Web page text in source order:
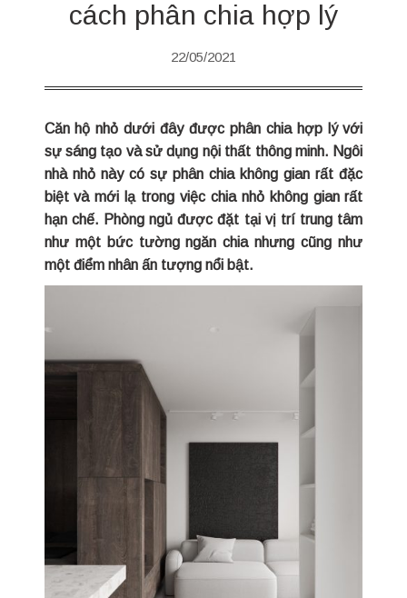
cách phân chia hợp lý
22/05/2021
Căn hộ nhỏ dưới đây được phân chia hợp lý với
sự sáng tạo và sử dụng nội thất thông minh. Ngôi
nhà nhỏ này có sự phân chia không gian rất đặc
biệt và mới lạ trong việc chia nhỏ không gian rất
hạn chế. Phòng ngủ được đặt tại vị trí trung tâm
như một bức tường ngăn chia nhưng cũng như
một điểm nhân ấn tượng nổi bật.